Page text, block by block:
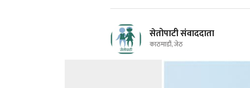
सेतोपाटी संवाददाता
काठमाडौं, जेठ